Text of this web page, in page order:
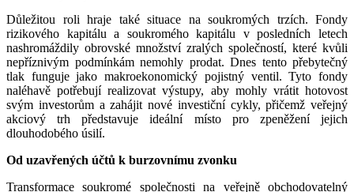
Důležitou roli hraje také situace na soukromých trzích. Fondy
rizikového kapitálu a soukromého kapitálu v posledních letech
nashromáždily obrovské množství zralých společností, které kvůli
nepříznivým podmínkám nemohly prodat. Dnes tento přebytečný
tlak funguje jako makroekonomický pojistný ventil. Tyto fondy
naléhavě potřebují realizovat výstupy, aby mohly vrátit hotovost
svým investorům a zahájit nové investiční cykly, přičemž veřejný
akciový trh představuje ideální místo pro zpeněžení jejich
dlouhodobého úsilí.
Od uzavřených účtů k burzovnímu zvonku
Transformace soukromé společnosti na veřejně obchodovatelný